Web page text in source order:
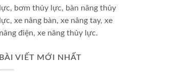
lực, bơm thủy lực, bàn nâng thủy
lực, xe nâng bàn, xe nâng tay, xe
nâng điện, xe nâng thủy lực.
BÀI VIẾT MỚI NHẤT